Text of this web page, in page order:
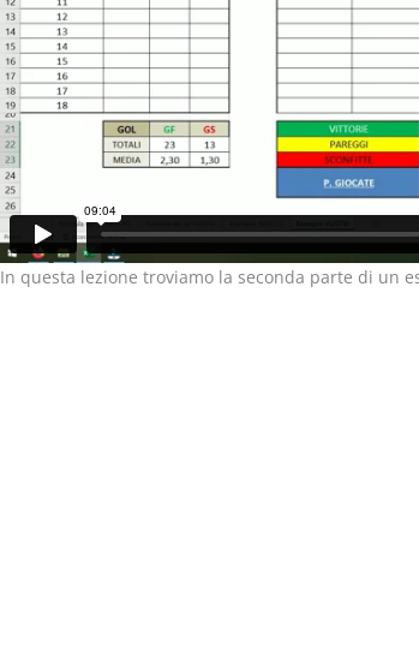
In questa lezione troviamo la seconda parte di un